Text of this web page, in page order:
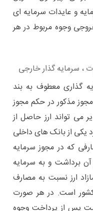
و عایدات سرمایه ای
وجوه مربوط در هر
گذاری معطوف به بند
گردد، مجوز مذکور در حکم مجوز
می تواند ارز حاصل از
یکی از بانک های داخلی
که در مجوز سرمایه
برداشت و به سرمایه
ارز نسبت به مصارف
کشور است. در هر صورت